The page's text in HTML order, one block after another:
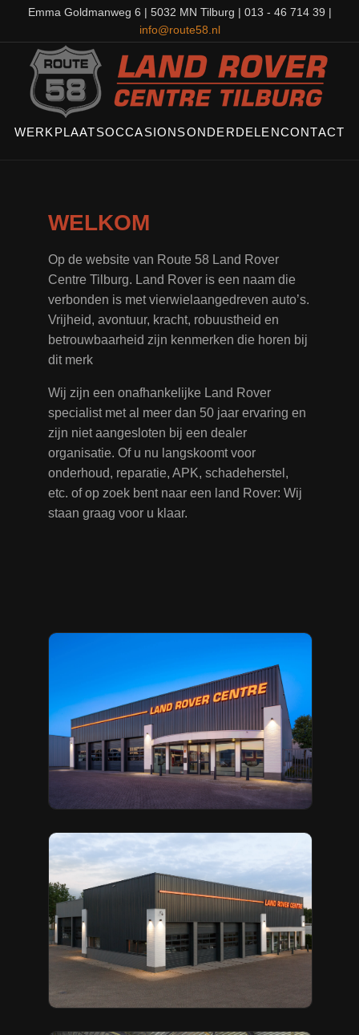
Emma Goldmanweg 6 | 5032 MN Tilburg | 013 - 46 714 39 |
info@route58.nl
WERKPLAATSOCCASIONSONDERDELENCONTACT
WELKOM
Op de website van Route 58 Land Rover
Centre Tilburg. Land Rover is een naam die
verbonden is met vierwielaangedreven auto’s.
Vrijheid, avontuur, kracht, robuustheid en
betrouwbaarheid zijn kenmerken die horen bij
dit merk
Wij zijn een onafhankelijke Land Rover
specialist met al meer dan 50 jaar ervaring en
zijn niet aangesloten bij een dealer
organisatie. Of u nu langskoomt voor
onderhoud, reparatie, APK, schadeherstel,
etc. of op zoek bent naar een land Rover: Wij
staan graag voor u klaar.